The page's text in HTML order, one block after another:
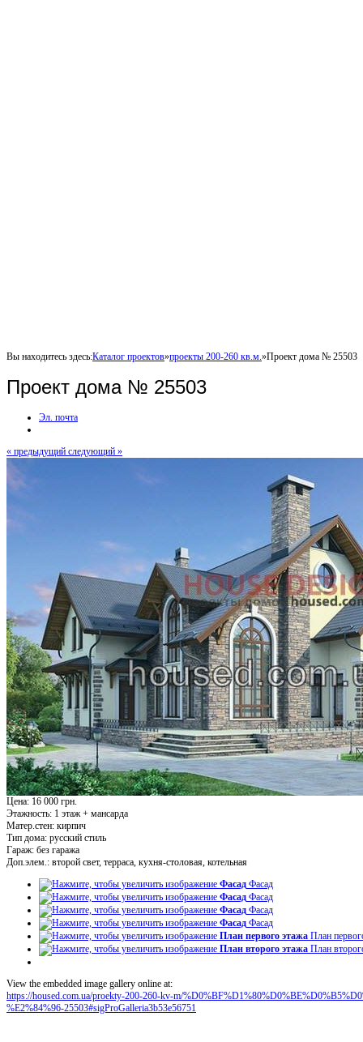
Вы находитесь здесь:Каталог проектов»проекты 200-260 кв.м. »Проект дома № 25503
Проект дома № 25503
Эл. почта
« предыдущий следующий »
Цена: 16 000 грн.
Этажность: 1 этаж + мансарда
Матер.стен: кирпич
Тип дома: русский стиль
Гараж: без гаража
Доп.элем.: второй свет, терраса, кухня-столовая, котельная
Фасад Фасад
Фасад Фасад
Фасад Фасад
Фасад Фасад
План первого этажа План
План второго этажа План
View the embedded image gallery online at:
https://housed.com.ua/proekty-200-260-kv-m/
%E2%84%96-25503#sigProGalleria3b53e56751